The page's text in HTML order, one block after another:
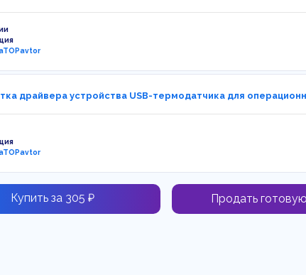
драйвера устройства USB-термодатчика для
Купить за 305 ₽ Продать